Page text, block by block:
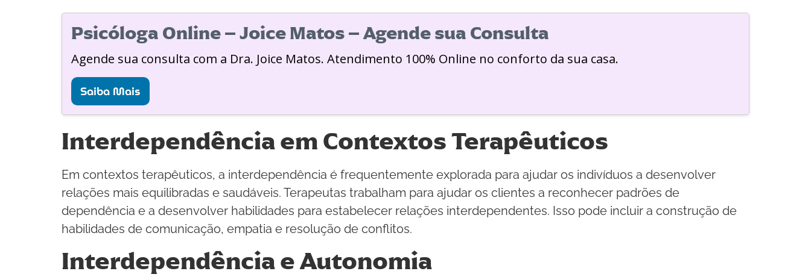
Psicóloga Online – Joice Matos – Agende sua Consulta
Agende sua consulta com a Dra. Joice Matos. Atendimento 100% Online no conforto da sua casa.
Saiba Mais
Interdependência em Contextos Terapêuticos
Em contextos terapêuticos, a interdependência é frequentemente explorada para ajudar os indivíduos a desenvolver
relações mais equilibradas e saudáveis. Terapeutas trabalham para ajudar os clientes a reconhecer padrões de
dependência e a desenvolver habilidades para estabelecer relações interdependentes. Isso pode incluir a construção de
habilidades de comunicação, empatia e resolução de conflitos.
Interdependência e Autonomia